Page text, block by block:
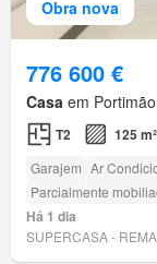
Obra nova
776 600 €
Casa em
T2 125 m²
Garajem Ar
Parcialmente
Há 1 dia
SUPERCASA -